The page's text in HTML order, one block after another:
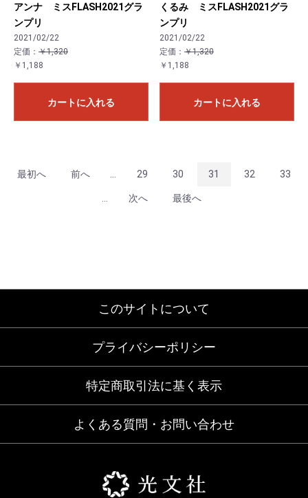
アンナ ミスFLASH2021グラ
ンプリ
2021/02/22
定価： ￥1,320
￥1,188
カートに入れる
くるみ ミスFLASH2021グラ
ンプリ
2021/02/22
定価： ￥1,320
￥1,188
カートに入れる
最初へ 前へ 29 30 31 32 33
次へ 最後へ
このサイトについて
プライバシーポリシー
特定商取引法に基く表示
よくある質問・お問い合わせ